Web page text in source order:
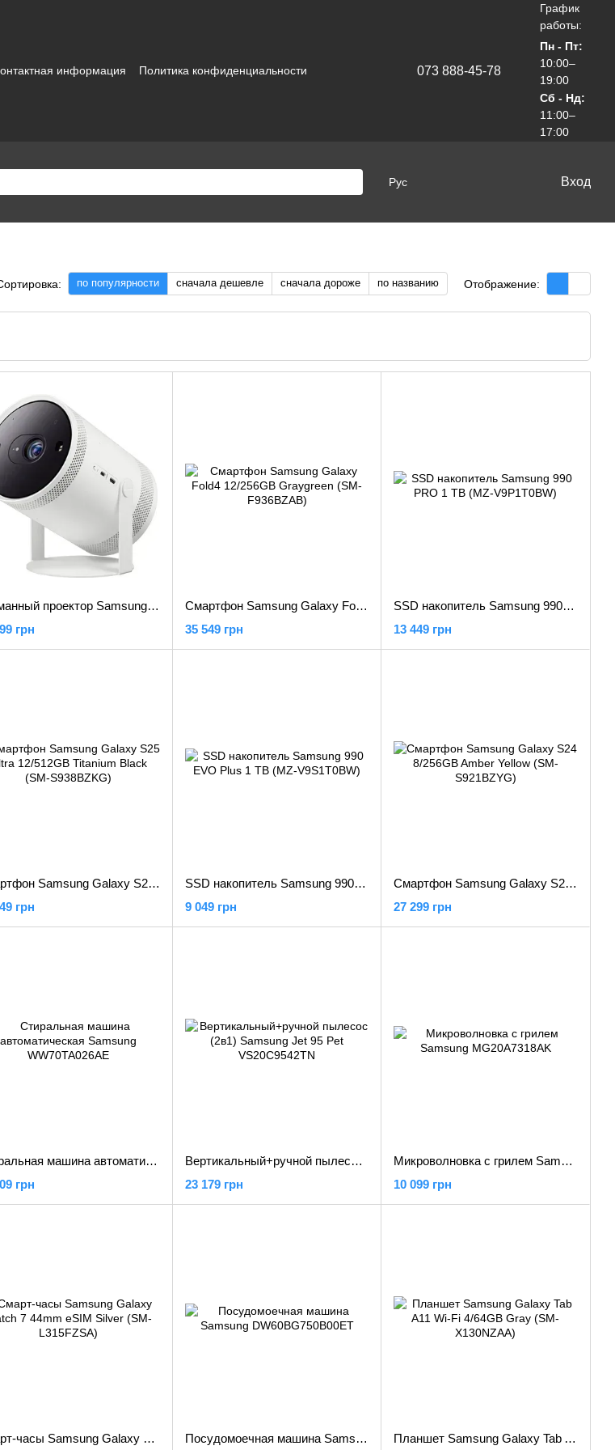
информация
Политика конфиденциальности
073 888-45-78
График
работы:
Пн - Пт:
10:00–
19:00
Сб - Нд:
11:00–
17:00
Рус Вход
по популярности сначала дешевле сначала дороже по названию Отображение:
Карманный проектор Samsung The Freestyle 2nd Gen (SP-LFF3CL)
грн
Смартфон Samsung Galaxy Fold4 12/256GB Graygreen (SM-F936BZAB)
35 549 грн
SSD накопитель Samsung 990 PRO 1 TB (MZ-V9P1T0BW)
13 449 грн
Смартфон Samsung Galaxy S25 Ultra 12/512GB Titanium Black (SM-S938BZKG)
грн
SSD накопитель Samsung 990 EVO Plus 1 TB (MZ-V9S1T0BW)
9 049 грн
Смартфон Samsung Galaxy S24 8/256GB Amber Yellow (SM-S921BZYG)
27 299 грн
Стиральная машина автоматическая Samsung WW70TA026AE
грн
Вертикальный+ручной пылесос (2в1) Samsung Jet 95 Pet VS20C9542TN
23 179 грн
Микроволновка с грилем Samsung MG20A7318AK
10 099 грн
Смарт-часы Samsung Galaxy Watch 7 44mm eSIM Silver (SM-L315FZSA) Посудомоечная машина Samsung DW60BG750B00ET Планшет Samsung Galaxy Tab A11 Wi-Fi 4/64GB Gray (SM-X130NZAA)